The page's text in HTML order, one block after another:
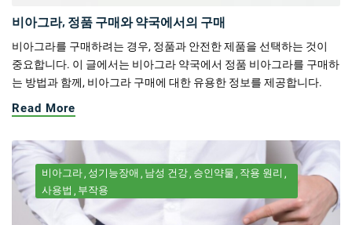
비아그라, 정품 구매와 약국에서의 구매
비아그라를 구매하려는 경우, 정품과 안전한 제품을 선택하는 것이
중요합니다. 이 글에서는 비아그라 약국에서 정품 비아그라를 구매하
는 방법과 함께, 비아그라 구매에 대한 유용한 정보를 제공합니다.
Read More
비아그라 성기능장애 남성 건강 승인약물 작용 원리
사용법
부작용